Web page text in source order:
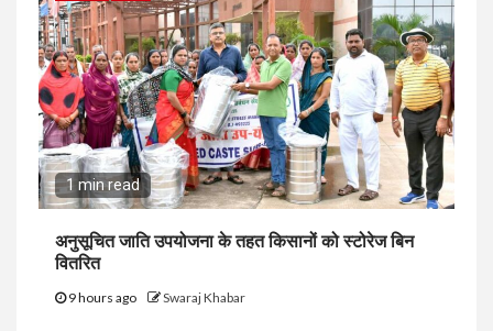
1 min read
अनुसूचित जाति उपयोजना के तहत किसानों को स्टोरेज बिन
वितरित
9 hours ago Swaraj Khabar